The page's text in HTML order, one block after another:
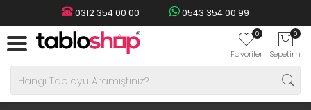
0312 354 00 00 0543 354 00 99
0
Favoriler
0
Sepetim